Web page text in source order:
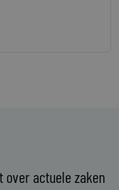
actuele zaken